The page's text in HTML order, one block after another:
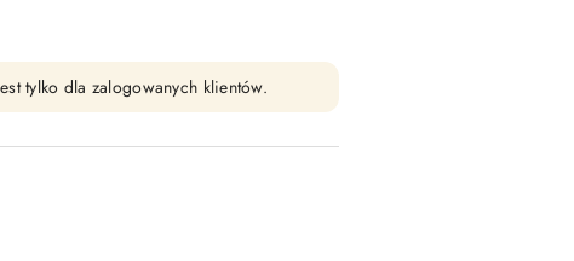
tylko dla zalogowanych klientów.